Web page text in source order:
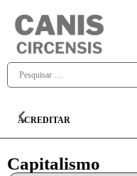
ACREDITAR
Capitalismo